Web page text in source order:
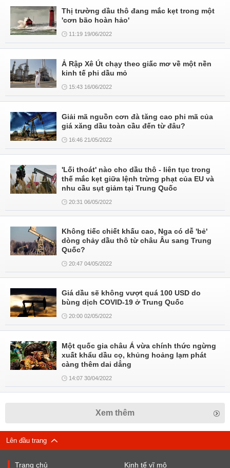
Thị trường dầu thô đang mắc kẹt trong một
'cơn bão hoàn hảo'
11:19 19/06/2022
Ả Rập Xê Út chạy theo giấc mơ về một nền
kinh tế phi dầu mỏ
15:43 16/06/2022
Giải mã nguồn cơn đà tăng cao phi mã của
giá xăng dầu toàn cầu đến từ đâu?
16:46 21/05/2022
'Lối thoát' nào cho dầu thô - liên tục trong
thế mắc kẹt giữa lệnh trừng phạt của EU và
nhu cầu sụt giảm tại Trung Quốc
20:31 06/05/2022
Không tiếc chiết khấu cao, Nga có dễ 'bẻ'
dòng chảy dầu thô từ châu Âu sang Trung
Quốc?
20:47 04/05/2022
Giá dầu sẽ không vượt quá 100 USD do
bùng dịch COVID-19 ở Trung Quốc
20:00 02/05/2022
Một quốc gia châu Á vừa chính thức ngừng
xuất khẩu dầu cọ, khủng hoảng lạm phát
càng thêm dai dẳng
14:07 30/04/2022
Xem thêm
Lên đầu trang
Trang chủ Kinh tế vĩ mô